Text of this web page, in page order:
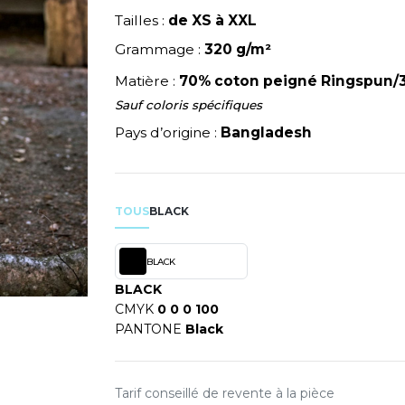
MAISON
PULL
PYJAMA
RECYCLÉ
SAC SHOPPING
SCHOOLWEAR
- BLANKS
NEW GEN
NEW MORNING STUDIOS
P
PAREDES SEGURIDAD
PARKS
RESULT
RUSSELL ATHLETIC®
RUSSELL ATHLETIC®
MODE
Tailles : de XS à XXL
Grammage : 320 g/m²
Matière : 70% coton peigné Ringspun/
Sauf coloris spécifiques
Pays d’origine : Bangladesh
TOUSBLACK
BLACK
BLACK
CMYK 0 0 0 100
PANTONE Black
Tarif conseillé de revente à la pièce